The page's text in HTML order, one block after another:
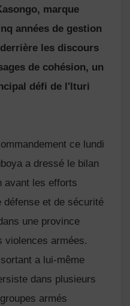
marque
années de gestion
les discours
de cohésion, un
défi de l'Ituri
ce lundi
a dressé le bilan
avant les efforts
et de sécurité
une province
violences armées.
a lui-même
dans plusieurs
armés